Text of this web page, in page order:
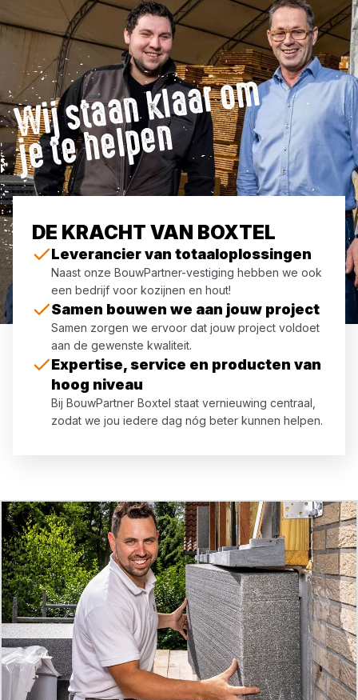
Wij
st
a
a
n
kl
a
ar
o
m
j
e t
e
h
el
p
e
n
DE KRACHT VAN BOXTEL
Leverancier van totaaloplossingen
Naast onze BouwPartner-vestiging hebben we ook
een bedrijf voor kozijnen en hout!
Samen bouwen we aan jouw project
Samen zorgen we ervoor dat jouw project voldoet
aan de gewenste kwaliteit.
Expertise, service en producten van
hoog niveau
Bij BouwPartner Boxtel staat vernieuwing centraal,
zodat we jou iedere dag nóg beter kunnen helpen.